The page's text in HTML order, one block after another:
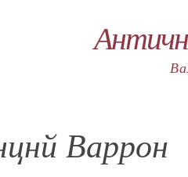
Варрон